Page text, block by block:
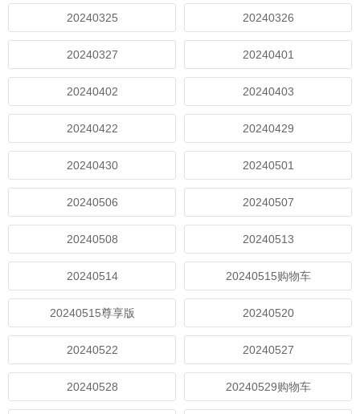
20240325 20240326
20240327 20240401
20240402 20240403
20240422 20240429
20240430 20240501
20240506 20240507
20240508 20240513
20240514 20240515购物车
20240515尊享版 20240520
20240522 20240527
20240528 20240529购物车